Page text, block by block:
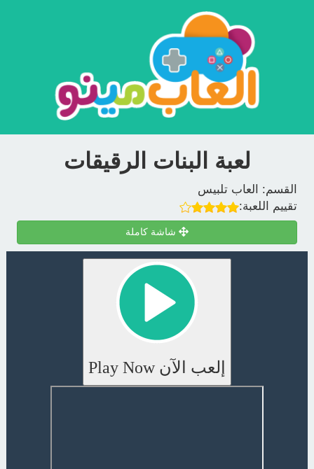
لعبة البنات الرقيقات
القسم:
العاب تلبيس
تقييم اللعبة:
شاشة كاملة
إلعب الآن Play Now